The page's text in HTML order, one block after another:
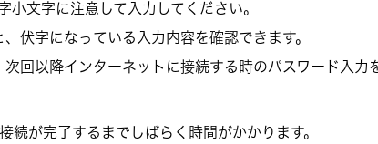
小文字に注意して入力してください。
伏字になっている入力内容を確認できます。
回以降インターネットに接続する時のパスワード入力
続が完了するまでしばらく時間がかかります。